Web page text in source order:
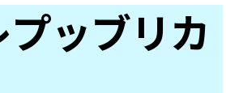
ッブリカ